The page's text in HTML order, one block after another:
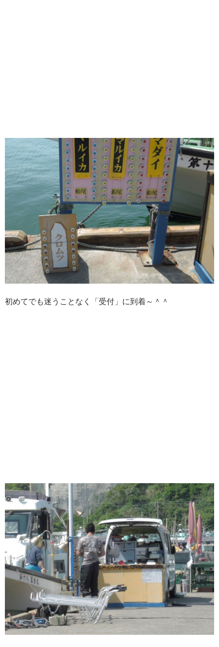
初めてでも迷うことなく「受付」に到着～＾＾